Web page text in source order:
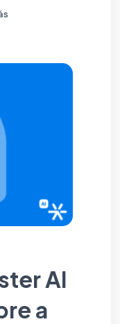
AI
a